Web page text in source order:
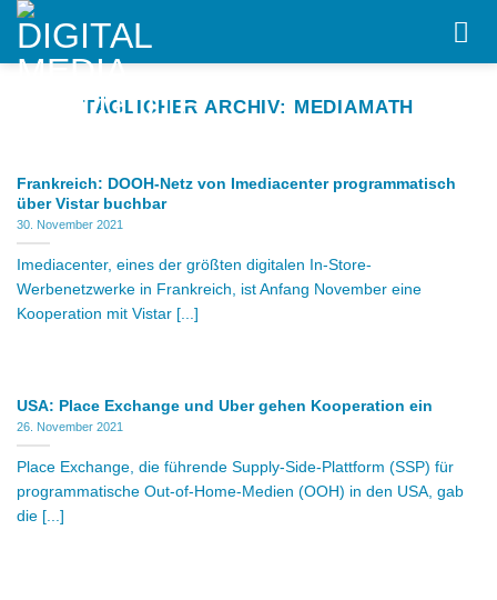
Skip
content
TÄGLICHER ARCHIV: MEDIAMATH
Frankreich: DOOH-Netz von Imediacenter programmatisch
über Vistar buchbar
30. November 2021
Imediacenter, eines der größten digitalen In-Store-
Werbenetzwerke in Frankreich, ist Anfang November eine
Kooperation mit Vistar [...]
USA: Place Exchange und Uber gehen Kooperation ein
26. November 2021
Place Exchange, die führende Supply-Side-Plattform (SSP) für
programmatische Out-of-Home-Medien (OOH) in den USA, gab
die [...]